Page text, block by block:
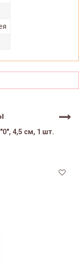
4,5 см, 1 шт.